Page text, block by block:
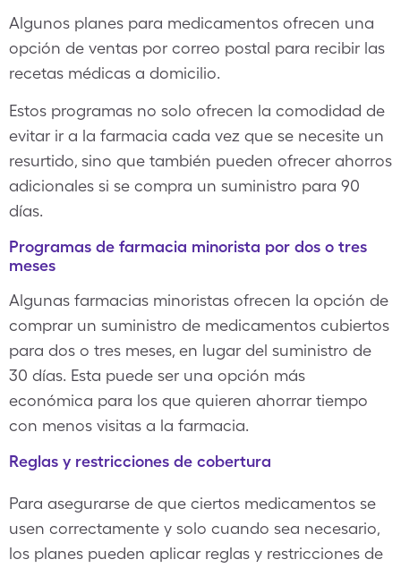
Algunos planes para medicamentos ofrecen una
opción de ventas por correo postal para recibir las
recetas médicas a domicilio.
Estos programas no solo ofrecen la comodidad de
evitar ir a la farmacia cada vez que se necesite un
resurtido, sino que también pueden ofrecer ahorros
adicionales si se compra un suministro para 90
días.
Programas de farmacia minorista por dos o tres
meses
Algunas farmacias minoristas ofrecen la opción de
comprar un suministro de medicamentos cubiertos
para dos o tres meses, en lugar del suministro de
30 días. Esta puede ser una opción más
económica para los que quieren ahorrar tiempo
con menos visitas a la farmacia.
Reglas y restricciones de cobertura
Para asegurarse de que ciertos medicamentos se
usen correctamente y solo cuando sea necesario,
los planes pueden aplicar reglas y restricciones de